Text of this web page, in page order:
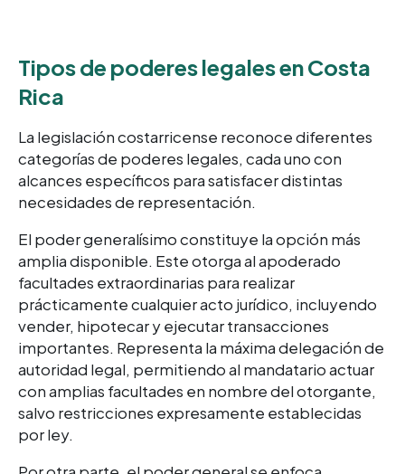
Tipos de poderes legales en Costa
Rica
La legislación costarricense reconoce diferentes
categorías de poderes legales, cada uno con
alcances específicos para satisfacer distintas
necesidades de representación.
El poder generalísimo constituye la opción más
amplia disponible. Este otorga al apoderado
facultades extraordinarias para realizar
prácticamente cualquier acto jurídico, incluyendo
vender, hipotecar y ejecutar transacciones
importantes. Representa la máxima delegación de
autoridad legal, permitiendo al mandatario actuar
con amplias facultades en nombre del otorgante,
salvo restricciones expresamente establecidas
por ley.